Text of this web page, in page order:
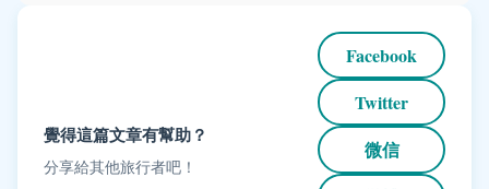
覺得這篇文章有幫助？
分享給其他旅行者吧！
Facebook
Twitter
微信